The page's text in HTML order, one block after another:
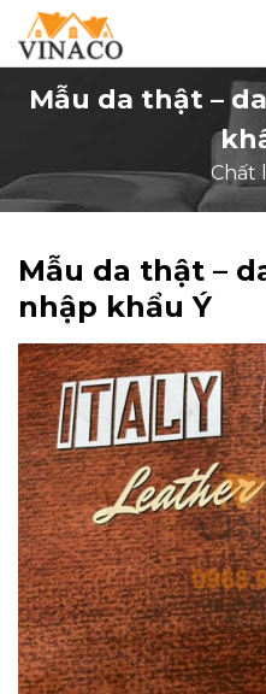
Mẫu da thật –
Chất
Mẫu da thật –
nhập khẩu Ý